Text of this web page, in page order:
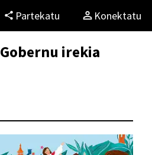
Partekatu Konektatu
Gobernu irekia